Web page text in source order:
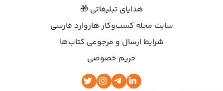
هدایای تبلیغاتی 🎁
سایت مجله کسب‌وکار هاروارد فارسی
شرایط ارسال و مرجوعی کتاب‌ها
حریم خصوصی